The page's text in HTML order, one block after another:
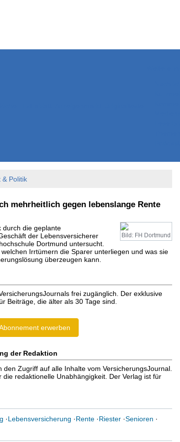
& Politik
mehrheitlich gegen lebenslange Rente
Bild: FH Dortmund
durch die geplante
der Lebensversicherer
Dortmund untersucht.
Irrtümern die Sparer unterliegen und was sie
überzeugen kann.
frei zugänglich. Der exklusive
Beiträge, die älter als 30 Tage sind.
erwerben
der Redaktion
Zugriff auf alle Inhalte vom VersicherungsJournal.
redaktionelle Unabhängigkeit. Der Verlag ist für
·Lebensversicherung ·Rente·Riester·Senioren ·